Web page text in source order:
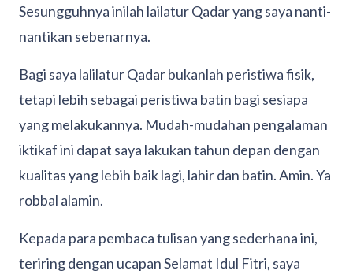
Sesungguhnya inilah lailatur Qadar yang saya nanti-
nantikan sebenarnya.
Bagi saya lalilatur Qadar bukanlah peristiwa fisik,
tetapi lebih sebagai peristiwa batin bagi sesiapa
yang melakukannya. Mudah-mudahan pengalaman
iktikaf ini dapat saya lakukan tahun depan dengan
kualitas yang lebih baik lagi, lahir dan batin. Amin. Ya
robbal alamin.
Kepada para pembaca tulisan yang sederhana ini,
teriring dengan ucapan Selamat Idul Fitri, saya